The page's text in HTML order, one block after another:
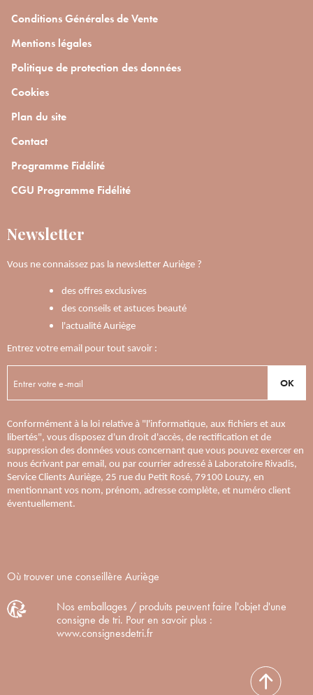
Conditions Générales de Vente
Mentions légales
Politique de protection des données
Cookies
Plan du site
Contact
Programme Fidélité
CGU Programme Fidélité
Newsletter
Vous ne connaissez pas la newsletter Auriège ?
des offres exclusives
des conseils et astuces beauté
l'actualité Auriège
Entrez votre email pour tout savoir :
OK
Conformément à la loi relative à "l'informatique, aux fichiers et aux
libertés", vous disposez d'un droit d'accès, de rectification et de
suppression des données vous concernant que vous pouvez exercer en
nous écrivant par email, ou par courrier adressé à Laboratoire Rivadis,
Service Clients Auriège, 25 rue du Petit Rosé, 79100 Louzy, en
mentionnant vos nom, prénom, adresse complète, et numéro client
éventuellement.
Où trouver une conseillère Auriège
Nos emballages / produits peuvent faire l'objet d'une
consigne de tri. Pour en savoir plus :
www.consignesdetri.fr